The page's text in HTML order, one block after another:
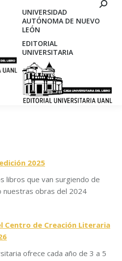
UNIVERSIDAD
AUTÓNOMA DE NUEVO
LEÓN
EDITORIAL
UNIVERSITARIA
2025
libros que van surgiendo de
nuestras obras del 2024
Centro de Creación Literaria
ofrece cada año de 3 a 5